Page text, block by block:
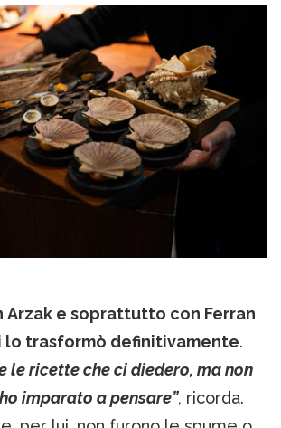
Arzak e soprattutto con Ferran
lo trasformò definitivamente.
le ricette che ci diedero, ma non
imparato a pensare”, ricorda.